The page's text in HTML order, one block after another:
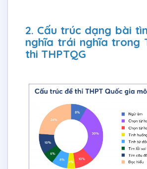
2. Cấu trúc dạng bài
nghĩa trái nghĩa trong
thi THPTQG